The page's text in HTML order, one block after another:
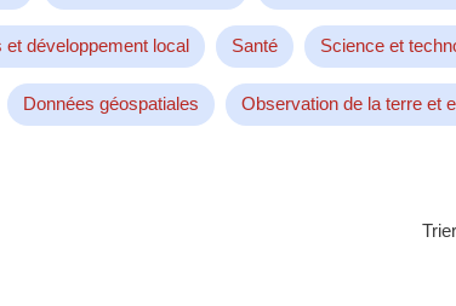
et développement local Santé Science et
Données géospatiales Observation de la terre et